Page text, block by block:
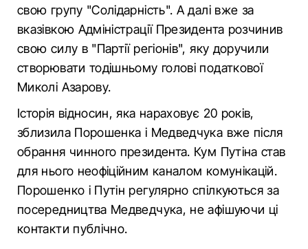
свою групу "Солідарність". А далі вже за
вказівкою Адміністрації Президента розчинив
свою силу в "Партії регіонів", яку доручили
створювати тодішньому голові податкової
Миколі Азарову.
Історія відносин, яка нараховує 20 років,
зблизила Порошенка і Медведчука вже після
обрання чинного президента. Кум Путіна став
для нього неофіційним каналом комунікацій.
Порошенко і Путін регулярно спілкуються за
посередництва Медведчука, не афішуючи ці
контакти публічно.